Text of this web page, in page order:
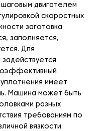
двигателем
скоростных
заготовка
заполняется,
Для
имеет
Машина может быть
разных
требованиям по
вязкости